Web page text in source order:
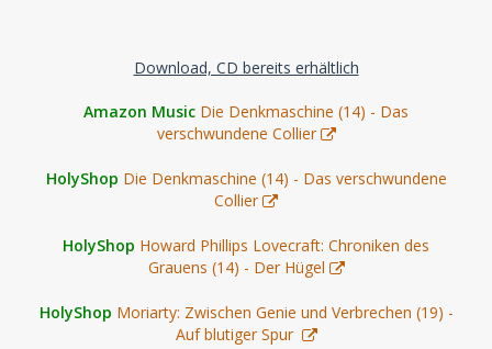
Download, CD bereits erhältlich
Amazon Music Die Denkmaschine (14) - Das
verschwundene Collier
HolyShop Die Denkmaschine (14) - Das verschwundene
Collier
HolyShop Howard Phillips Lovecraft: Chroniken des
Grauens (14) - Der Hügel
HolyShop Moriarty: Zwischen Genie und Verbrechen (19) -
Auf blutiger Spur